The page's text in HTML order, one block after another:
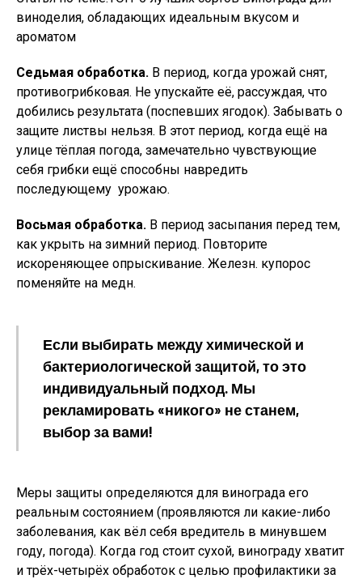
виноделия, обладающих идеальным вкусом и
ароматом
Седьмая обработка. В период, когда урожай снят,
противогрибковая. Не упускайте её, рассуждая, что
добились результата (поспевших ягодок). Забывать о
защите листвы нельзя. В этот период, когда ещё на
улице тёплая погода, замечательно чувствующие
себя грибки ещё способны навредить
последующему урожаю.
Восьмая обработка. В период засыпания перед тем,
как укрыть на зимний период. Повторите
искореняющее опрыскивание. Железн. купорос
поменяйте на медн.
Если выбирать между химической и
бактериологической защитой, то это
индивидуальный подход. Мы
рекламировать «никого» не станем,
выбор за вами!
Меры защиты определяются для винограда его
реальным состоянием (проявляются ли какие-либо
заболевания, как вёл себя вредитель в минувшем
году, погода). Когда год стоит сухой, винограду хватит
и трёх-четырёх обработок с целью профилактики за